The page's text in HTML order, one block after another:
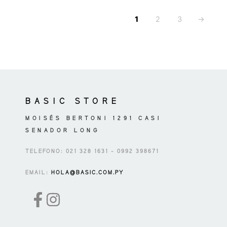
página
1 2 3 →
BASIC STORE
MOISÉS BERTONI 1291 CASI
SENADOR LONG
TELEFONO: 021 328 1631 – 0992 398671
EMAIL: HOLA@BASIC.COM.PY